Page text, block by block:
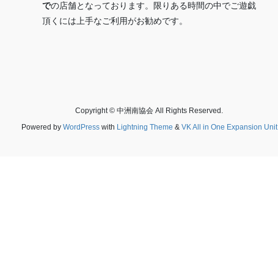
での店舗となっております。限りある時間の中でご遊戯
頂くには上手なご利用がお勧めです。
Copyright © 中洲南協会 All Rights Reserved.
Powered by WordPresswith Lightning Theme & VK All in One Expansion Unit